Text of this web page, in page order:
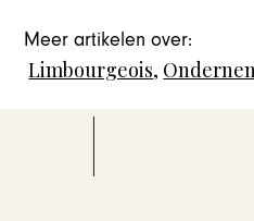
Meer artikelen over:
Limbourgeois,